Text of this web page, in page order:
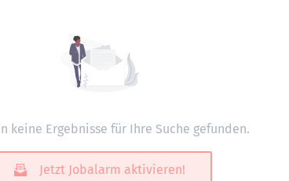
keine Ergebnisse für Ihre Suche gefunden.
Jetzt Jobalarm aktivieren!